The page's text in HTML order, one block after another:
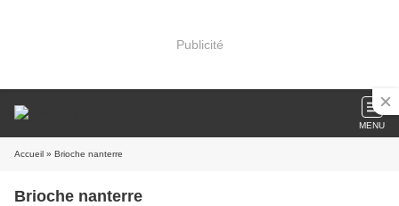
Publicité
MENU
Accueil » Brioche nanterre
Brioche nanterre